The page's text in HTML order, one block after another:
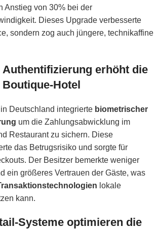
Anstieg von 30% bei der
Dieses Upgrade verbesserte
sondern zog auch jüngere, technikaffine
erhöht die
Hotel
Deutschland integrierte biometrischer
um die Zahlungsabwicklung im
Restaurant zu sichern. Diese
das Betrugsrisiko und sorgte für
Der Besitzer bemerkte weniger
ein größeres Vertrauen der Gäste, was
lokale
kann.
Systeme optimieren die